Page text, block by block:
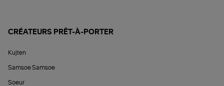
CRÉATEURS PRÊT-À-PORTER
Kujten
Samsoe Samsoe
Soeur